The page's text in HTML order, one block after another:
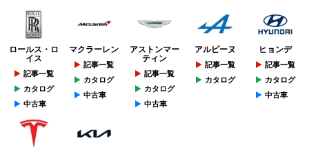
ロールス・ロ
イス
記事一覧
カタログ
中古車
マクラーレン
記事一覧
カタログ
中古車
アストンマー
ティン
記事一覧
カタログ
中古車
アルピーヌ
記事一覧
カタログ
ヒョンデ
記事一覧
カタログ
中古車